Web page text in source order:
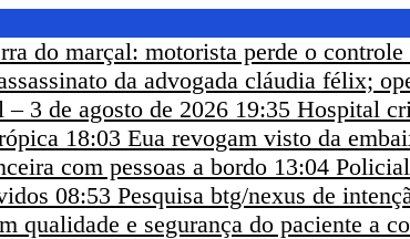
do marçal: motorista perde o
da advogada cláudia félix;
– 3 de agosto de 2026 19:35 Hospital
18:03 Eua revogam visto da
com pessoas a bordo 13:04
08:53 Pesquisa btg/nexus de
qualidade e segurança do paciente a